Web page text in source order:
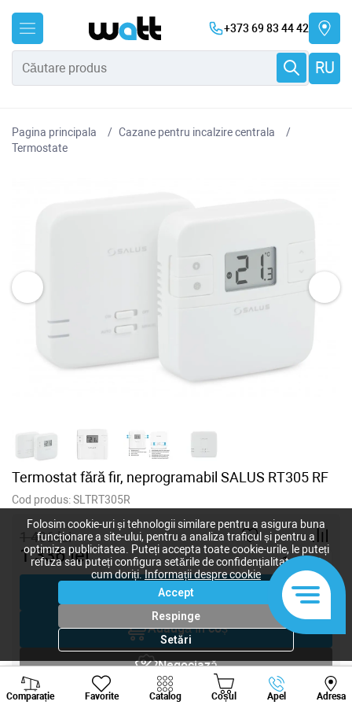
+373 69 83 44 42
RU
Pagina principala
Cazane pentru incalzire centrala
Termostate
Termostat fără fir, neprogramabil SALUS RT305 RF
Cod produs:SLTRT305R
1 496lei
1 336lei - +
Cumpără acum
Adaugă în coș
Negociază
Solicitare inginer
Comparație Favorite Catalog Coșul Apel Adresa
Viber Whatsapp
Folosim cookie-uri și tehnologii similare pentru a asigura buna
funcționare a site-ului, pentru a analiza traficul și pentru a
optimiza publicitatea. Puteți accepta toate cookie-urile, le puteți
refuza sau puteți configura setările de confidențialitate după
cum doriți.Informații despre cookie
Accept
Respinge
Setări